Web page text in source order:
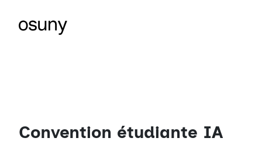
Convention étudiante IA